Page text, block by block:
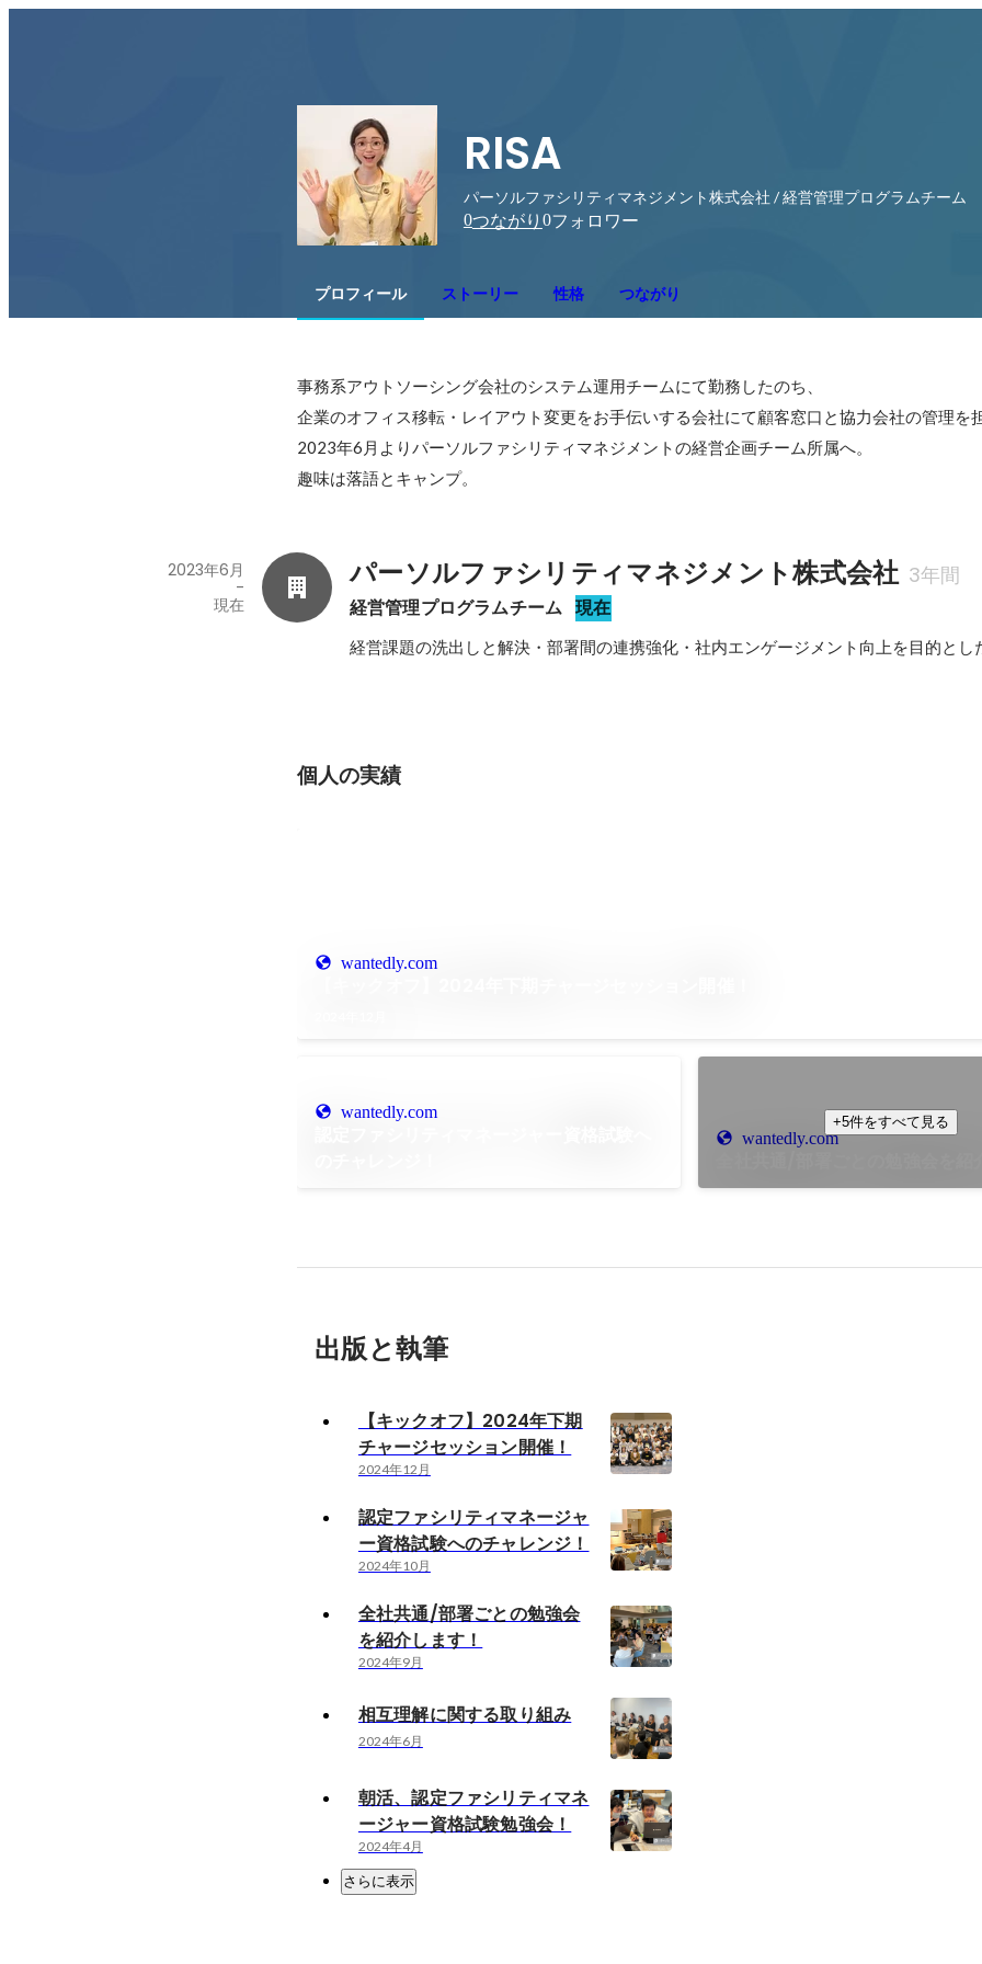
RISA
パーソルファシリティマネジメント株式会社 / 経営管理プログラムチーム
0つながり 0フォロワー
プロフィール ストーリー 性格 つながり
事務系アウトソーシング会社のシステム運用チームにて勤務したのち、
企業のオフィス移転・レイアウト変更をお手伝いする会社にて顧客窓口と協力会社の管理を
2023年6月よりパーソルファシリティマネジメントの経営企画チーム所属へ。
趣味は落語とキャンプ。
パーソルファシリティマネジメント株式会社 3年間
経営管理プログラムチーム 現在
2023年6月
-
現在
経営課題の洗出しと解決・部署間の連携強化・社内エンゲージメント向上を目的とし
個人の実績
wantedly.com
wantedly.com
wantedly.com
+5件をすべて見る
出版と執筆
【キックオフ】2024年下期
チャージセッション開催！
2024年12月
認定ファシリティマネージャ
ー資格試験へのチャレンジ！
2024年10月
全社共通/部署ごとの勉強会
を紹介します！
2024年9月
相互理解に関する取り組み
2024年6月
朝活、認定ファシリティマネ
ージャー資格試験勉強会！
2024年4月
さらに表示